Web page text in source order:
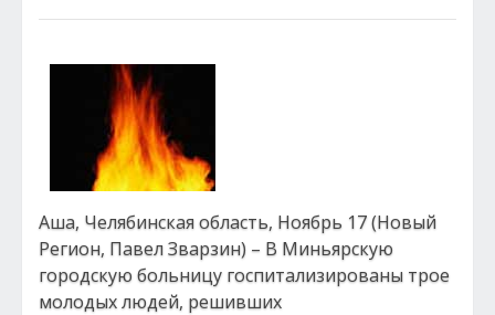
Аша, Челябинская область, Ноябрь 17 (Новый
Регион, Павел Зварзин) – В Миньярскую
городскую больницу госпитализированы трое
молодых людей, решивших